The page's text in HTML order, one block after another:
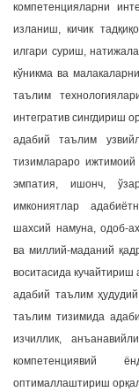
компетенцияларни
изланиш, кичик
илгари суриш,
кўникма ва
таълим
интегратив сингдириш
адабий таълим
тизимлараро ижтимоий
эмпатия, ишонч,
имкониятлар
шахсий намуна, одоб-
ва миллий-маданий
воситасида
адабий таълим
таълим тизимида
изчиллик,
компетенциявий
оптималлаштириш